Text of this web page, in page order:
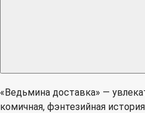
«Ведьмина доставка» —
комичная, фэнтезийная